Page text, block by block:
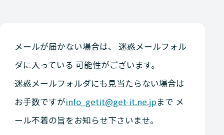
メールが届かない場合は、 迷惑メールフォル
ダに入っている 可能性がございます。
迷惑メールフォルダにも見当たらない場合は
お手数ですがinfo_getit@get-it.ne.jpまで メ
ール不着の旨をお知らせ下さいませ。